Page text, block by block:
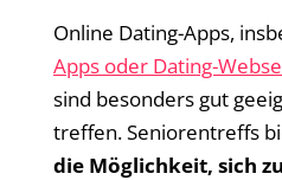
Online Dating-Apps,
Apps oder Dating-
sind besonders gut
treffen. Seniorentreffs
die Möglichkeit, sich